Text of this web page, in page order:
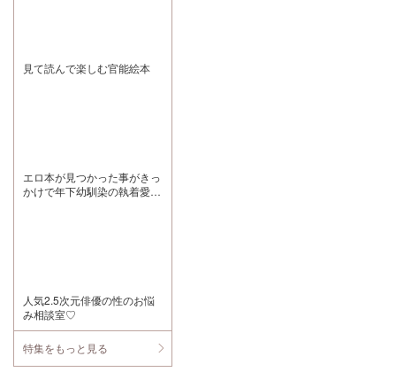
られないアオイ
くんと無理なく
したがほんとに
このシリーズは
スタッフやファ
楽しいです 個人
的にシオンさん
がいる)にあまり
にしっくりくる
んですけどめち
見て読んで楽しむ官能絵本
エロ本が見つかった事がきっ
かけで年下幼馴染の執着愛を
人気2.5次元俳優の性のお悩
み相談室♡
特集をもっと見る